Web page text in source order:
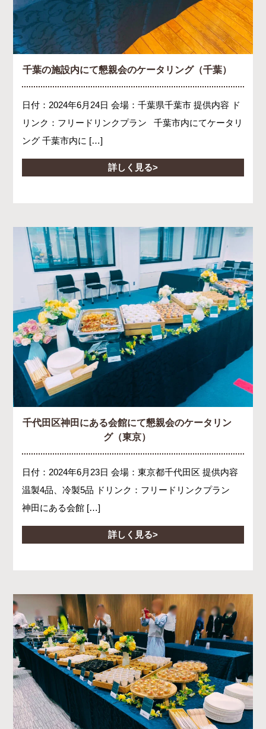
千葉の施設内にて懇親会のケータリング（千葉）
日付：2024年6月24日 会場：千葉県千葉市 提供内容 ド
リンク：フリードリンクプラン 千葉市内にてケータリ
ング 千葉市内に […]
詳しく見る
千代田区神田にある会館にて懇親会のケータリン
グ（東京）
日付：2024年6月23日 会場：東京都千代田区 提供内容
温製4品、冷製5品 ドリンク：フリードリンクプラン
神田にある会館 […]
詳しく見る